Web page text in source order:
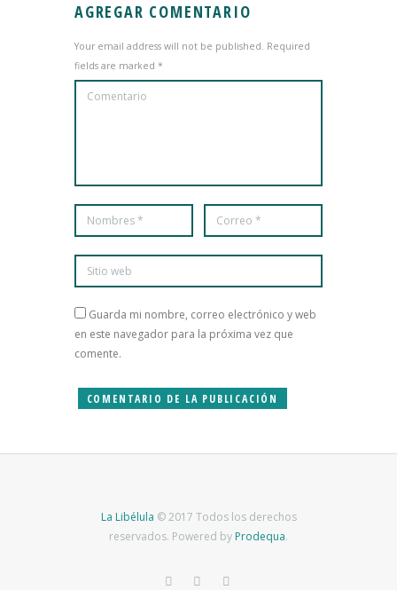
AGREGAR COMENTARIO
Your email address will not be published. Required
fields are marked *
Guarda mi nombre, correo electrónico y web
en este navegador para la próxima vez que
comente.
La Libélula © 2017 Todos los derechos
reservados. Powered by Prodequa.